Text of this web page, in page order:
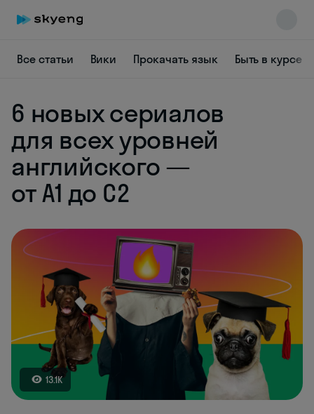
Все статьи Вики Прокачать язык Быть в курсе
6 новых сериалов
для всех уровней
английского —
от А1 до С2
13.1K
Skyeng Chat
online